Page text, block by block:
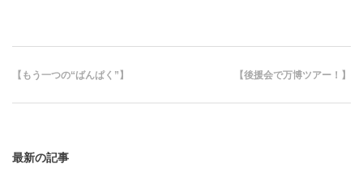
【もう一つの“ばんぱく”】 【後援会で万博ツアー！】
最新の記事